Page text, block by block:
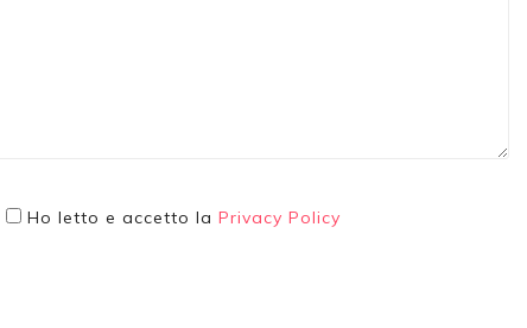
Ho letto e accetto la Privacy Policy